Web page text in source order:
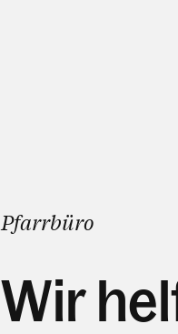
Pfarrbüro
Wir